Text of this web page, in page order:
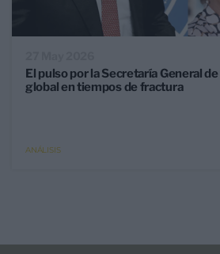
El pulso por la Secretaría General
global en tiempos de fractura
ANÁLISIS